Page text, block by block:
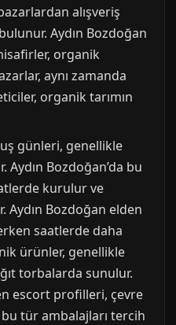
alışveriş
Aydın Bozdoğan
organik
aynı zamanda
organik tarımın
günleri, genellikle
Aydın Bozdoğan’da bu
kurulur ve
Aydın Bozdoğan elden
saatlerde daha
ürünler, genellikle
torbalarda sunulur.
escort profilleri, çevre
tür ambalajları tercih